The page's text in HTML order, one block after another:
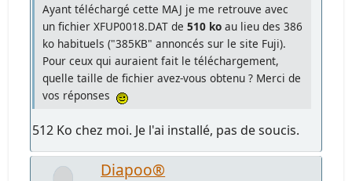
Ayant téléchargé cette MAJ je me retrouve avec
un fichier XFUP0018.DAT de510 ko au lieu des 386
ko habituels ("385KB" annoncés sur le site Fuji).
Pour ceux qui auraient fait le téléchargement,
quelle taille de fichier avez-vous obtenu ? Merci de
vos réponses
512 Ko chez moi. Je l'ai installé, pas de soucis.
Diapoo®